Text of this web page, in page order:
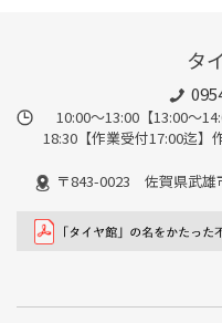
タ
10:00～13:00【13:00～
18:30【作業受付17:00迄】
〒843-0023 佐賀県武雄